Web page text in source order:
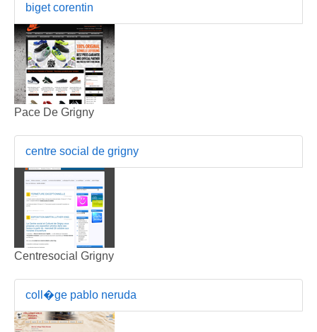
biget corentin
Pace De Grigny
centre social de grigny
Centresocial Grigny
coll�ge pablo neruda